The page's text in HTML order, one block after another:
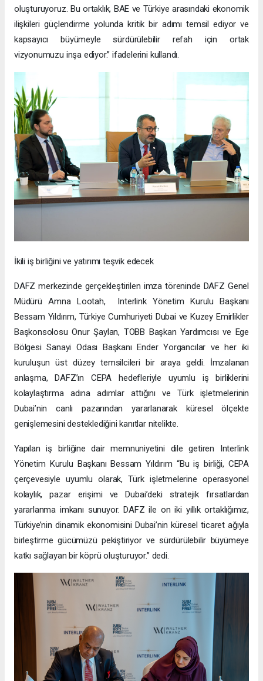
oluşturuyoruz. Bu ortaklık, BAE ve Türkiye arasındaki ekonomik
ilişkileri güçlendirme yolunda kritik bir adımı temsil ediyor ve
kapsayıcı büyümeyle sürdürülebilir refah için ortak
vizyonumuzu inşa ediyor.” ifadelerini kullandı.
İkili iş birliğini ve yatırımı teşvik edecek
DAFZ merkezinde gerçekleştirilen imza töreninde DAFZ Genel
Müdürü Amna Lootah, Interlink Yönetim Kurulu Başkanı
Bessam Yıldırım, Türkiye Cumhuriyeti Dubai ve Kuzey Emirlikler
Başkonsolosu Onur Şaylan, TOBB Başkan Yardımcısı ve Ege
Bölgesi Sanayi Odası Başkanı Ender Yorgancılar ve her iki
kuruluşun üst düzey temsilcileri bir araya geldi. İmzalanan
anlaşma, DAFZ’ın CEPA hedefleriyle uyumlu iş birliklerini
kolaylaştırma adına adımlar attığını ve Türk işletmelerinin
Dubai’nin canlı pazarından yararlanarak küresel ölçekte
genişlemesini desteklediğini kanıtlar nitelikte.
Yapılan iş birliğine dair memnuniyetini dile getiren Interlink
Yönetim Kurulu Başkanı Bessam Yıldırım “Bu iş birliği, CEPA
çerçevesiyle uyumlu olarak, Türk işletmelerine operasyonel
kolaylık, pazar erişimi ve Dubai’deki stratejik fırsatlardan
yararlanma imkanı sunuyor. DAFZ ile on iki yıllık ortaklığımız,
Türkiye’nin dinamik ekonomisini Dubai’nin küresel ticaret ağıyla
birleştirme gücümüzü pekiştiriyor ve sürdürülebilir büyümeye
katkı sağlayan bir köprü oluşturuyor.” dedi.